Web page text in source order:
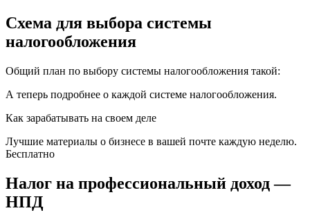
Схема для выбора системы
налогообложения
Общий план по выбору системы налогообложения такой:
А теперь подробнее о каждой системе налогообложения.
Как зарабатывать на своем деле
Лучшие материалы о бизнесе в вашей почте каждую неделю.
Бесплатно
Налог на профессиональный доход —
НПД